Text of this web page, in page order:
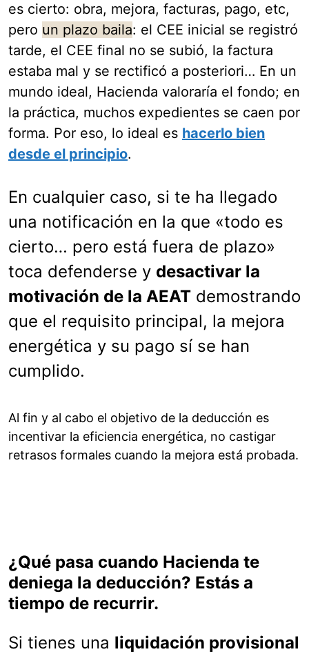
es cierto: obra, mejora, facturas, pago, etc,
pero un plazo baila: el CEE inicial se registró
tarde, el CEE final no se subió, la factura
estaba mal y se rectificó a posteriori… En un
mundo ideal, Hacienda valoraría el fondo; en
la práctica, muchos expedientes se caen por
forma. Por eso, lo ideal es hacerlo bien
desde el principio.
En cualquier caso, si te ha llegado
una notificación en la que «todo es
cierto… pero está fuera de plazo»
toca defenderse y desactivar la
motivación de la AEAT demostrando
que el requisito principal, la mejora
energética y su pago sí se han
cumplido.
Al fin y al cabo el objetivo de la deducción es
incentivar la eficiencia energética, no castigar
retrasos formales cuando la mejora está probada.
¿Qué pasa cuando Hacienda te
deniega la deducción? Estás a
tiempo de recurrir.
Si tienes una liquidación provisional